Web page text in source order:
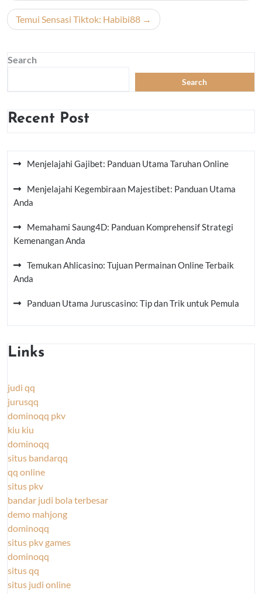
Temui Sensasi Tiktok: Habibi88
Search
Search
Recent Post
Menjelajahi Gajibet: Panduan Utama Taruhan Online
Menjelajahi Kegembiraan Majestibet: Panduan Utama
Anda
Memahami Saung4D: Panduan Komprehensif Strategi
Kemenangan Anda
Temukan Ahlicasino: Tujuan Permainan Online Terbaik
Anda
Panduan Utama Juruscasino: Tip dan Trik untuk Pemula
Links
judi qq
jurusqq
dominoqq pkv
kiu kiu
dominoqq
situs bandarqq
qq online
situs pkv
bandar judi bola terbesar
demo mahjong
dominoqq
situs pkv games
dominoqq
situs qq
situs judi online